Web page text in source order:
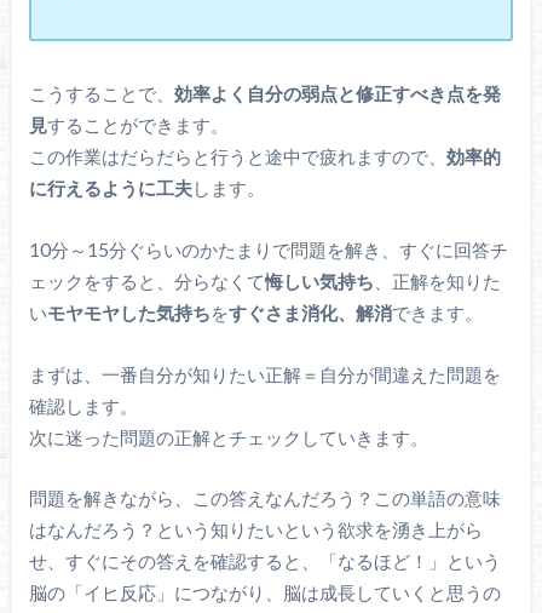
こうすることで、 効率よく自分の弱点と修正すべき点を発
見することができます。
この作業はだらだらと行うと途中で疲れますので、 効率的
に行えるように工夫します。
10分～15分ぐらいのかたまりで問題を解き、すぐに回答チ
ェックをすると、分らなくて悔しい気持ち 、正解を知りた
いモヤモヤした気持ちをすぐさま消化、解消できます。
まずは、一番自分が知りたい正解＝自分が間違えた問題を
確認します。
次に迷った問題の正解とチェックしていきます。
問題を解きながら、この答えなんだろう？この単語の意味
はなんだろう？という知りたいという欲求を湧き上がら
せ、すぐにその答えを確認すると、「なるほど！」という
脳の「イヒ反応」につながり、脳は成長していくと思うの